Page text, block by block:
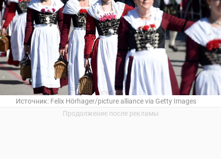
Источник: Felix Hörhager/picture alliance via Getty Images